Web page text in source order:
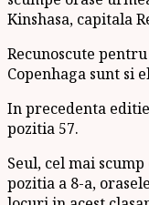
Kinshasa, capitala
Recunoscute
Copenhaga sunt si
In precedenta
pozitia 57.
Seul, cel mai
pozitia a 8-a,